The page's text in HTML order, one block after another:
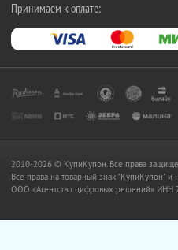
Принимаем к оплате:
2010-2026 © КупиКупон. Все права
Все права на товарный знак "КупиКупон"
OOO «Агентство цифровых решений»